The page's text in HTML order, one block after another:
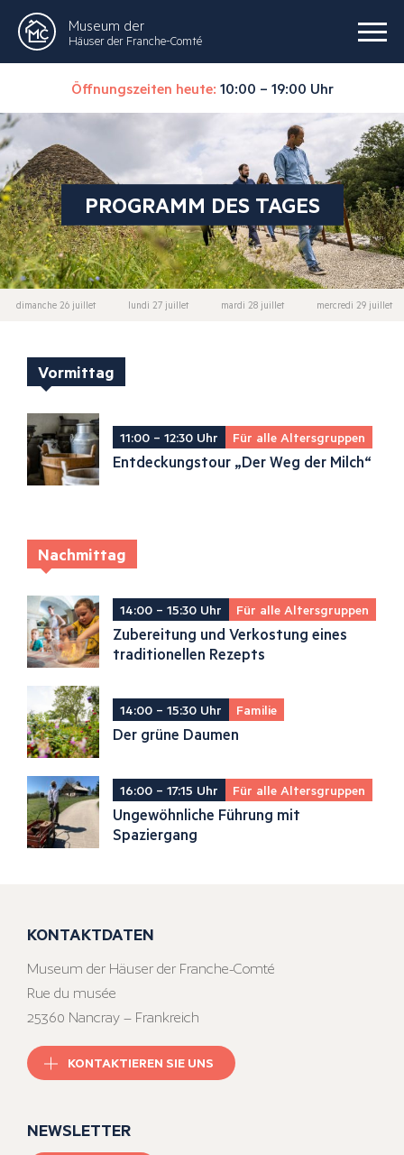
Museum der
Häuser der Franche-Comté
Öffnungszeiten heute: 10:00 – 19:00 Uhr
PROGRAMM DES TAGES
dimanche 26 juillet lundi 27 juillet mardi 28 juillet mercredi 29 juillet
Vormittag
11:00 – 12:30 Uhr Für alle Altersgruppen
Entdeckungstour „Der Weg der Milch“
Nachmittag
14:00 – 15:30 Uhr Für alle Altersgruppen
Zubereitung und Verkostung eines
traditionellen Rezepts
14:00 – 15:30 Uhr Familie
Der grüne Daumen
16:00 – 17:15 Uhr Für alle Altersgruppen
Ungewöhnliche Führung mit
Spaziergang
KONTAKTDATEN
Museum der Häuser der Franche-Comté
Rue du musée
25360 Nancray – Frankreich
KONTAKTIEREN SIE UNS
NEWSLETTER